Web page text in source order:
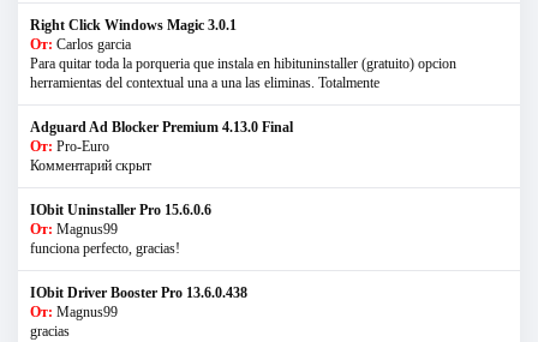
Right Click Windows Magic 3.0.1
От: Carlos garcia
Para quitar toda la porqueria que instala en hibituninstaller (gratuito) opcion
herramientas del contextual una a una las eliminas. Totalmente
Adguard Ad Blocker Premium 4.13.0 Final
От: Pro-Euro
Комментарий скрыт
IObit Uninstaller Pro 15.6.0.6
От: Magnus99
funciona perfecto, gracias!
IObit Driver Booster Pro 13.6.0.438
От: Magnus99
gracias